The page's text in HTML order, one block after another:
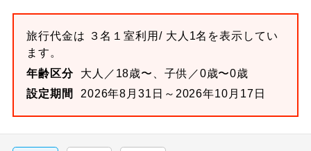
旅行代金は ３名１室利用/ 大人1名を表示してい
ます。
年齢区分
大人／18歳〜、子供／0歳〜0歳
設定期間
2026年8月31日～2026年10月17日